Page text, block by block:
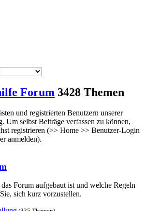
Forum 3428 Themen
und registrierten Benutzern unserer
Um selbst Beiträge verfassen zu können,
registrieren (>> Home >> Benutzer-Login
anmelden).
Forum aufgebaut ist und welche Regeln
sich kurz vorzustellen.